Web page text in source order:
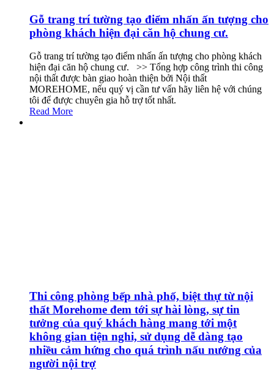
Gỗ trang trí tường tạo điểm nhấn ấn tượng cho
phòng khách hiện đại căn hộ chung cư.
Gỗ trang trí tường tạo điểm nhấn ấn tượng cho phòng khách
hiện đại căn hộ chung cư. >> Tổng hợp công trình thi công
nội thất được bàn giao hoàn thiện bởi Nội thất
MOREHOME, nếu quý vị cần tư vấn hãy liên hệ với chúng
tôi để được chuyên gia hỗ trợ tốt nhất.
Read More
Thi công phòng bếp nhà phố, biệt thự từ nội
thất Morehome đem tới sự hài lòng, sự tin
tưởng của quý khách hàng mang tới một
không gian tiện nghi, sử dụng dễ dàng tạo
nhiều cảm hứng cho quá trình nấu nướng của
người nội trợ